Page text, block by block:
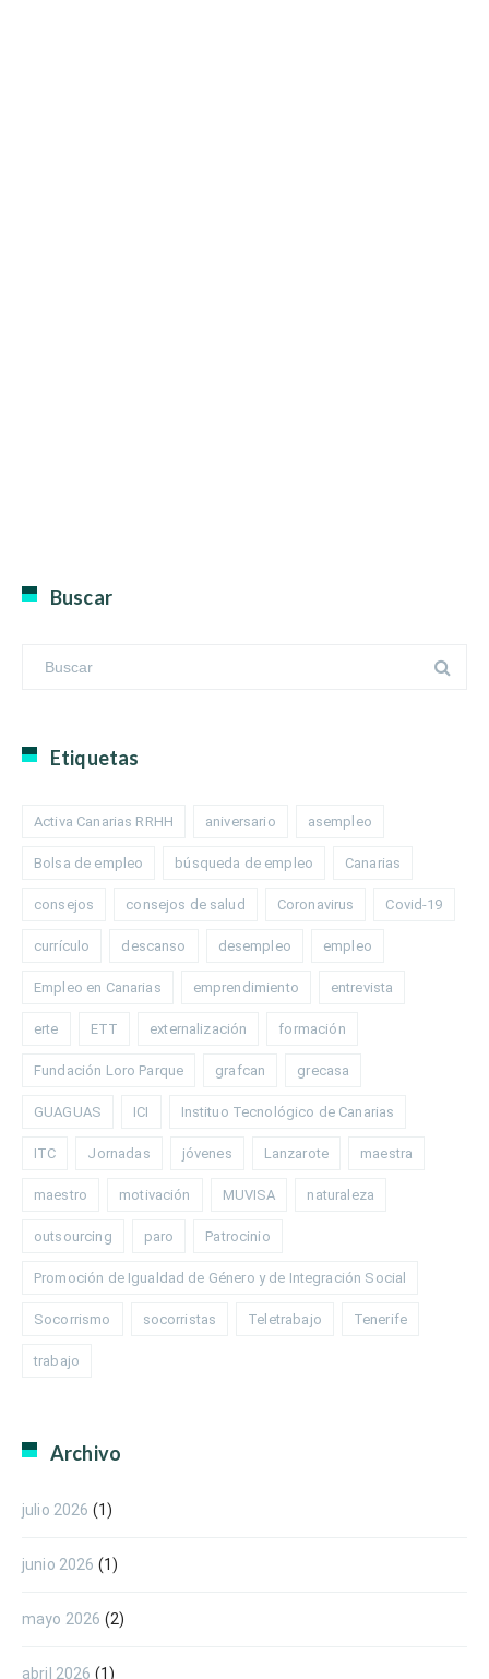
Buscar
Etiquetas
Activa Canarias RRHH aniversario asempleo
Bolsa de empleo búsqueda de empleo Canarias
consejos consejos de salud Coronavirus Covid-19
currículo descanso desempleo empleo
Empleo en Canarias emprendimiento entrevista
erte ETT externalización formación
Fundación Loro Parque grafcan grecasa
GUAGUAS ICI Instituo Tecnológico de Canarias
ITC Jornadas jóvenes Lanzarote maestra
maestro motivación MUVISA naturaleza
outsourcing paro Patrocinio
Promoción de Igualdad de Género y de Integración Social
Socorrismo socorristas Teletrabajo Tenerife
trabajo
Archivo
julio 2026 (1)
junio 2026 (1)
mayo 2026 (2)
abril 2026 (1)